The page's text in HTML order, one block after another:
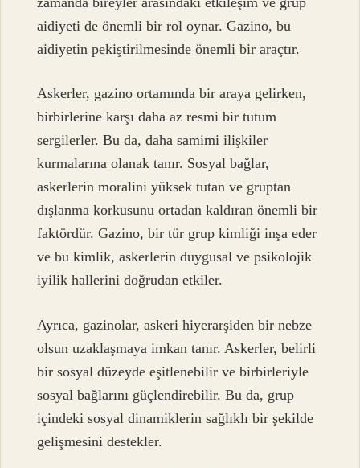
aidiyeti de önemli bir rol oynar. Gazino, bu
aidiyetin pekiştirilmesinde önemli bir araçtır.
Askerler, gazino ortamında bir araya gelirken,
birbirlerine karşı daha az resmi bir tutum
sergilerler. Bu da, daha samimi ilişkiler
kurmalarına olanak tanır. Sosyal bağlar,
askerlerin moralini yüksek tutan ve gruptan
dışlanma korkusunu ortadan kaldıran önemli bir
faktördür. Gazino, bir tür grup kimliği inşa eder
ve bu kimlik, askerlerin duygusal ve psikolojik
iyilik hallerini doğrudan etkiler.
Ayrıca, gazinolar, askeri hiyerarşiden bir nebze
olsun uzaklaşmaya imkan tanır. Askerler, belirli
bir sosyal düzeyde eşitlenebilir ve birbirleriyle
sosyal bağlarını güçlendirebilir. Bu da, grup
içindeki sosyal dinamiklerin sağlıklı bir şekilde
gelişmesini destekler.